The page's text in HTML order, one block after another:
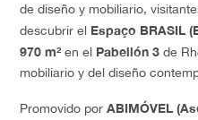
de diseño y mobiliario,
descubrir el Espaço BRASIL
970 m² en el Pabellón 3 de
mobiliario y del diseño
Promovido por ABIMÓVEL